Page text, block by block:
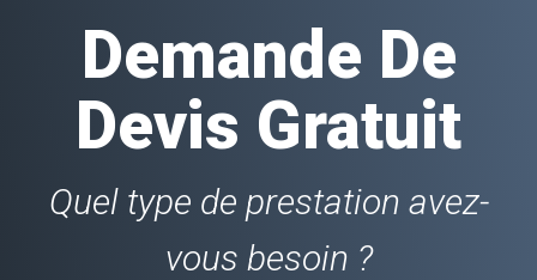
Demande De
Devis Gratuit
Quel type de prestation avez-
vous besoin ?